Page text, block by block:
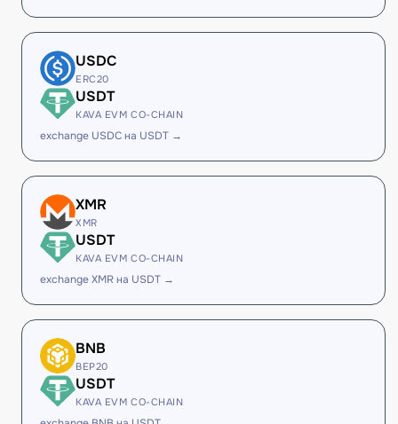
USDC
ERC20
USDT
KAVA EVM CO-CHAIN
exchange USDC на USDT →
XMR
XMR
USDT
KAVA EVM CO-CHAIN
exchange XMR на USDT →
BNB
BEP20
USDT
KAVA EVM CO-CHAIN